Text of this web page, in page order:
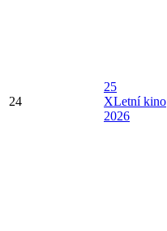
24
25
XLetní kino
2026